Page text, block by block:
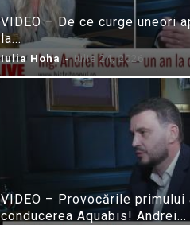
VIDEO – De ce curge uneori
la...
Iulia Hoha - iulie 24, 2026
VIDEO – Provocările primului
conducerea Aquabis! Andrei...